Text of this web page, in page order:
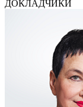
ДОКЛАДЧИКИ